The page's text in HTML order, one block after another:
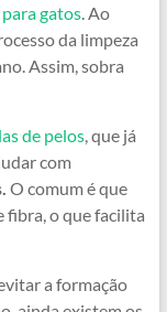
gatos. Ao
da limpeza
Assim, sobra
de pelos, que já
com
O comum é que
fibra, o que facilita
a formação